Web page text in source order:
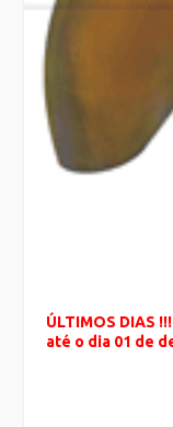
ÚLTIMOS DIAS !!!
até o dia 01 de